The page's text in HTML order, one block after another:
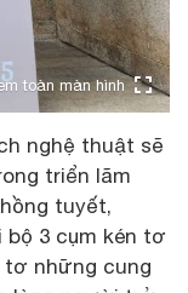
toàn màn hình
nghệ thuật sẽ
triển lãm
tuyết,
3 cụm kén tơ
tơ những cung